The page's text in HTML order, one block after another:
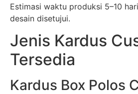
Estimasi waktu produksi 5–10
desain disetujui.
Jenis Kardus
Tersedia
Kardus Box Polos